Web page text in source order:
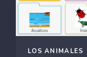
LOS ANIMALES